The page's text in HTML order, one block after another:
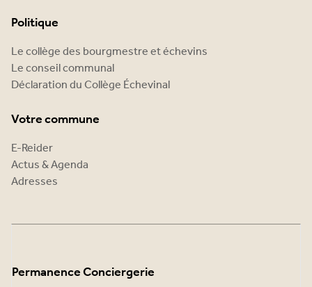
Politique
Le collège des bourgmestre et échevins
Le conseil communal
Déclaration du Collège Échevinal
Votre commune
E-Reider
Actus & Agenda
Adresses
Permanence Conciergerie